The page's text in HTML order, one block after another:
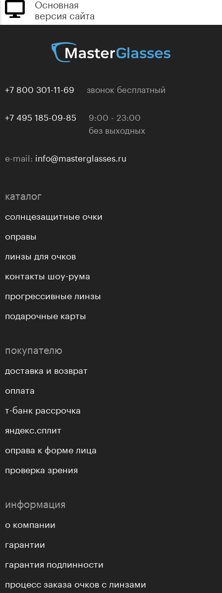
Основная
версия сайта
+7 800 301-11-69 звонок бесплатный
+7 495 185-09-85
9:00 - 23:00
без выходных
e-mail: info@masterglasses.ru
каталог
солнцезащитные очки
оправы
линзы для очков
контакты шоу-рума
прогрессивные линзы
подарочные карты
покупателю
доставка и возврат
оплата
т-банк рассрочка
яндекс.сплит
оправа к форме лица
проверка зрения
информация
о компании
гарантии
гарантия подлинности
процесс заказа очков с линзами